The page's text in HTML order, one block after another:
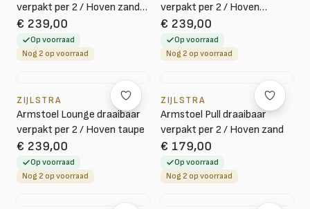
verpakt per 2 / Hoven zand-
bruin
€ 239,00
Op voorraad
Nog 2 op voorraad
verpakt per 2 / Hoven
taupe-bruin
€ 239,00
Op voorraad
Nog 2 op voorraad
ZIJLSTRA
Armstoel Lounge draaibaar
verpakt per 2 / Hoven taupe
€ 239,00
Op voorraad
Nog 2 op voorraad
ZIJLSTRA
Armstoel Pull draaibaar
verpakt per 2 / Hoven zand
€ 179,00
Op voorraad
Nog 2 op voorraad